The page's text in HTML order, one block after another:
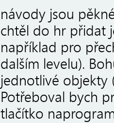
návody jsou
chtěl do hr přidat
například pro
dalším levelu).
jednotlivé objekty
Potřeboval bych
tlačítko